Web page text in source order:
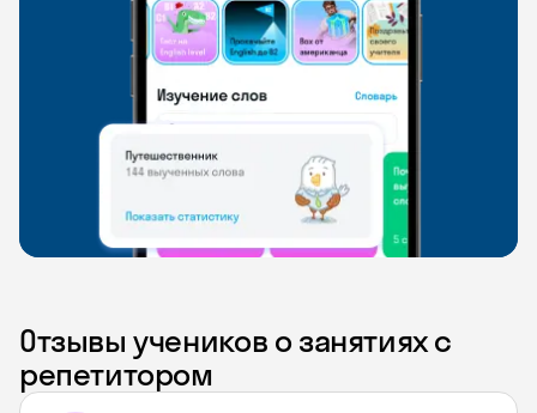
Отзывы учеников о занятиях с
репетитором